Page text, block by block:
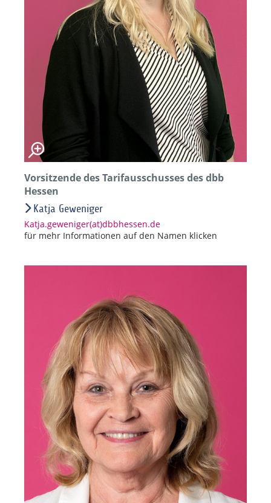
Vorsitzende des Tarifausschusses des dbb
Hessen
Katja Geweniger
Katja.geweniger(at)dbbhessen.de
für mehr Informationen auf den Namen klicken